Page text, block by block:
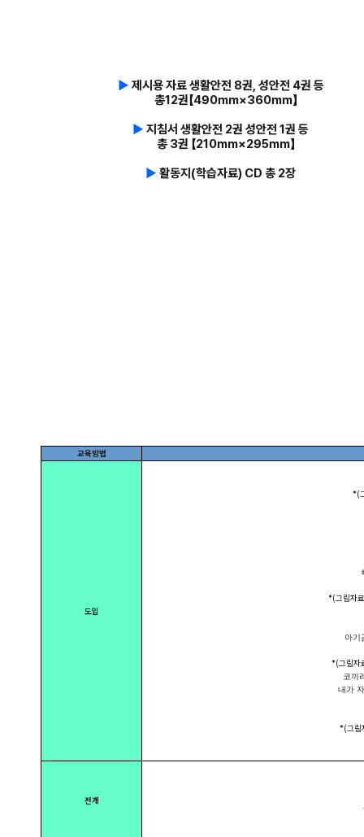
▶ 제시용 자료 생활안전 8권, 성안전 4권 등
총12권【490㎜×360㎜】
▶ 지침서 생활안전 2권 성안전 1권 등
총 3권 【210㎜×295㎜】
▶ 활동지(학습자료) CD 총 2장
교육방법
도입
*(
*(그림자
아기
*(그림자
코끼
내가 자
*(그림
전개
-